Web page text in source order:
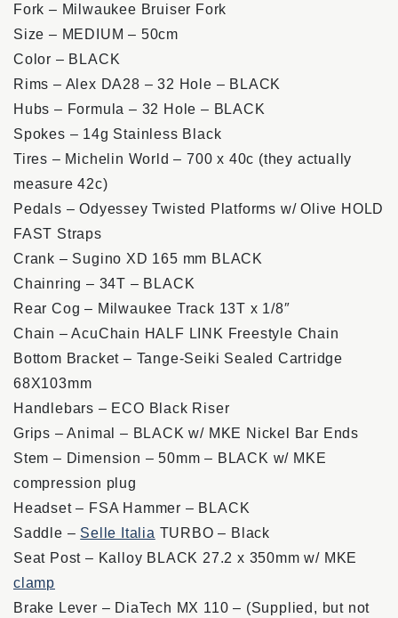
Fork – Milwaukee Bruiser Fork
Size – MEDIUM – 50cm
Color – BLACK
Rims – Alex DA28 – 32 Hole – BLACK
Hubs – Formula – 32 Hole – BLACK
Spokes – 14g Stainless Black
Tires – Michelin World – 700 x 40c (they actually
measure 42c)
Pedals – Odyessey Twisted Platforms w/ Olive HOLD
FAST Straps
Crank – Sugino XD 165 mm BLACK
Chainring – 34T – BLACK
Rear Cog – Milwaukee Track 13T x 1/8″
Chain – AcuChain HALF LINK Freestyle Chain
Bottom Bracket – Tange-Seiki Sealed Cartridge
68X103mm
Handlebars – ECO Black Riser
Grips – Animal – BLACK w/ MKE Nickel Bar Ends
Stem – Dimension – 50mm – BLACK w/ MKE
compression plug
Headset – FSA Hammer – BLACK
Saddle – Selle Italia TURBO – Black
Seat Post – Kalloy BLACK 27.2 x 350mm w/ MKE
clamp
Brake Lever – DiaTech MX 110 – (Supplied, but not